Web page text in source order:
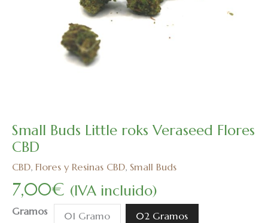
Small Buds Little roks Veraseed Flores
CBD
CBD, Flores y Resinas CBD, Small Buds
7,00€ (IVA incluido)
Gramos 01 Gramo 02 Gramos
Small
Buds
Veraseed
Flores